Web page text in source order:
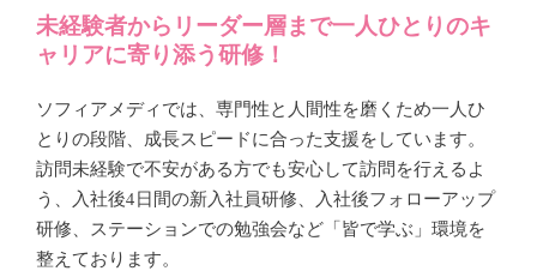
未経験者からリーダー層まで一人ひとりのキ
ャリアに寄り添う研修！
ソフィアメディでは、専門性と人間性を磨くため一人ひ
とりの段階、成長スピードに合った支援をしています。
訪問未経験で不安がある方でも安心して訪問を行えるよ
う、入社後4日間の新入社員研修、入社後フォローアップ
研修、ステーションでの勉強会など「皆で学ぶ」環境を
整えております。